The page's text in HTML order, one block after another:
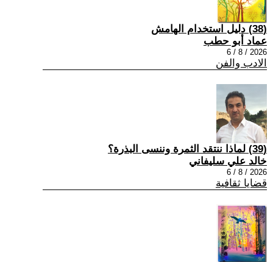
(38) دليل استخدام الهامش
عماد أبو حطب
2026 / 8 / 6
الادب والفن
(39) لماذا ننتقد الثمرة وننسى البذرة؟
خالد علي سليفاني
2026 / 8 / 6
قضايا ثقافية